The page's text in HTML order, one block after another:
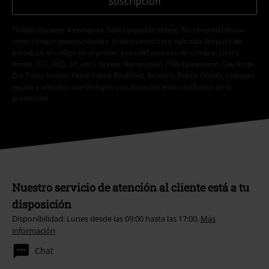
*Válido durante 4 semanas. Solo canjeable online. No combinable con
otros códigos promocionales. El descuento será aplicado después de
introducir el código en el primer paso del proceso de compra. Libros,
media (CD, DVD, LP, etc.), tickets, Rammstein, (Till) Lindemann, Die Ärzte,
Die Toten Hosen, Feine Sahne Fischfilet, Broilers, Böhse Onkelz, cheques-
regalo y artículos que incluyen una donación están excluidos de la
promoción.
Nuestro servicio de atención al cliente está a tu
disposición
Disponibilidad: Lunes desde las 09:00 hasta las 17:00. Más
información
Chat